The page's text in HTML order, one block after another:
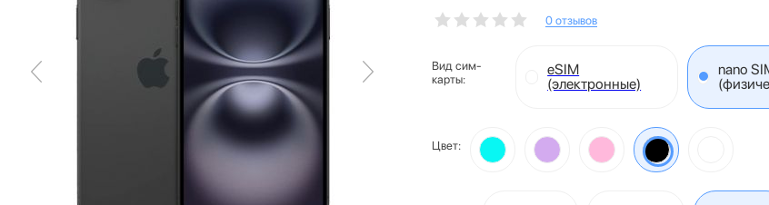
0 отзывов
Вид сим-
карты:
eSIM
(электронные)
nano
Цвет: